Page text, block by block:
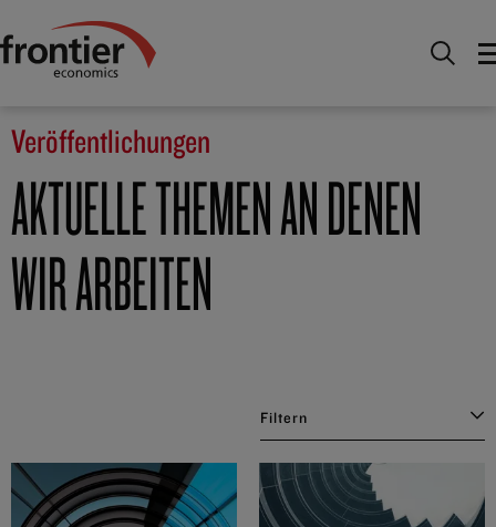
Home Nachrichten & Einblicke
Veröffentlichungen
AKTUELLE THEMEN AN DENEN
WIR ARBEITEN
Filtern